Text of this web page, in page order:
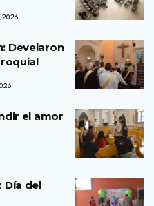
2026
Develaron
el amor
Día del